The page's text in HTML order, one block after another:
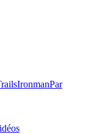
IronmanPar